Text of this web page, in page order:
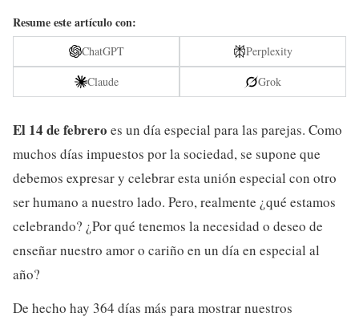
Resume este artículo con:
ChatGPT
Perplexity
Claude
Grok
El 14 de febrero es un día especial para las parejas. Como
muchos días impuestos por la sociedad, se supone que
debemos expresar y celebrar esta unión especial con otro
ser humano a nuestro lado. Pero, realmente ¿qué estamos
celebrando? ¿Por qué tenemos la necesidad o deseo de
enseñar nuestro amor o cariño en un día en especial al
año?
De hecho hay 364 días más para mostrar nuestros